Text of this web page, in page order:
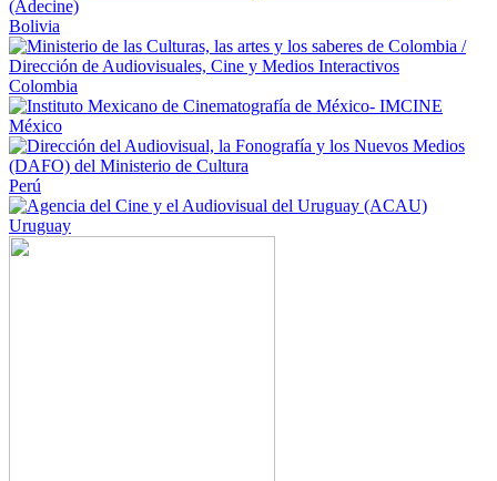
Bolivia
Colombia
México
Perú
Uruguay